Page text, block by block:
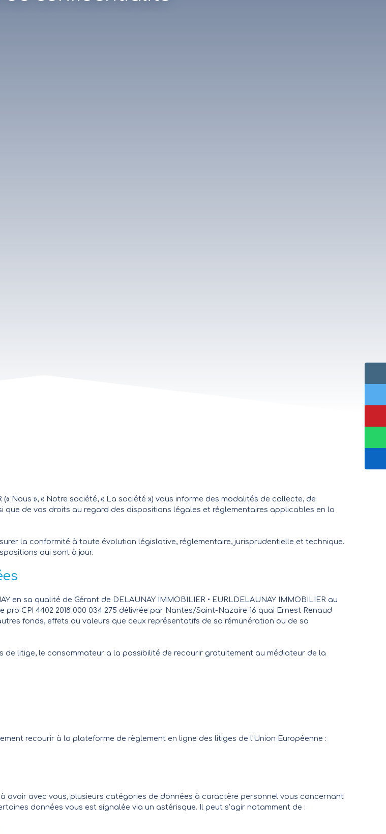
Nous », « Notre société, « La société ») vous informe des modalités de collecte, de
de vos droits au regard des dispositions légales et réglementaires applicables en la
la conformité à toute évolution législative, réglementaire, jurisprudentielle et technique.
qui sont à jour.
sa qualité de Gérant de DELAUNAY IMMOBILIER • EURLDELAUNAY IMMOBILIER au
pro CPI 4402 2018 000 034 275 délivrée par Nantes/Saint-Nazaire 16 quai Ernest Renaud
fonds, effets ou valeurs que ceux représentatifs de sa rémunération ou de sa
de litige, le consommateur a la possibilité de recourir gratuitement au médiateur de la
recourir à la plateforme de règlement en ligne des litiges de l’Union Européenne :
avoir avec vous, plusieurs catégories de données à caractère personnel vous concernant
données vous est signalée via un astérisque. Il peut s’agir notamment de :